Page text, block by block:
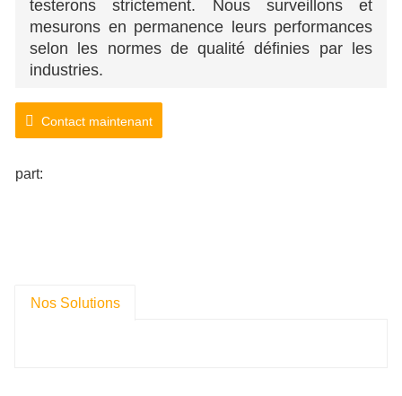
testerons strictement. Nous surveillons et
mesurons en permanence leurs performances
selon les normes de qualité définies par les
industries.
Nous transmettons votre message dans plus de
100 combinaisons linguistiques, en faisant
soigneusement sélectionnés conformément aux
Contact maintenant
part:
Nos Solutions